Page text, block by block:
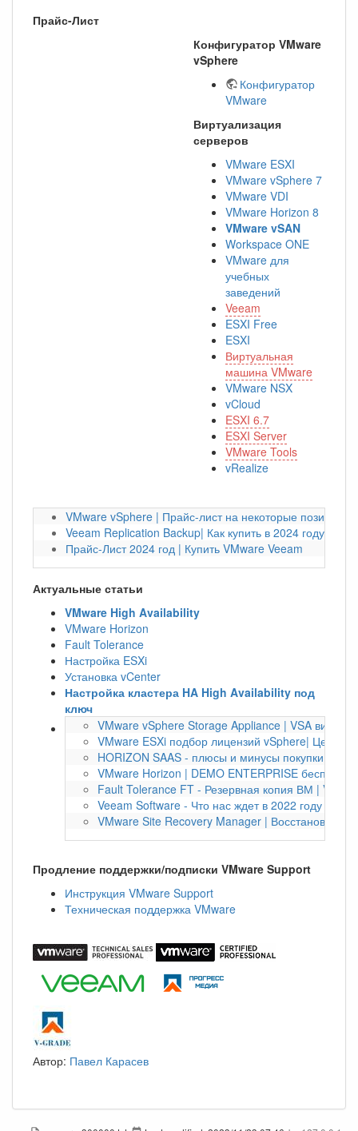
Конфигуратор VMware
vSphere
Конфигуратор
VMware
Виртуализация
серверов
VMware ESXI
VMware vSphere 7
VMware VDI
VMware Horizon 8
VMware vSAN
Workspace ONE
VMware для
учебных
заведений
Veeam
ESXI Free
ESXI
Виртуальная
машина VMware
VMware NSX
vCloud
ESXI 6.7
ESXI Server
VMware Tools
vRealize
Прайс-Лист
VMware vSphere | Прайс-лист на некоторые позиции
Veeam Replication Backup| Как купить в 2024 году?
Прайс-Лист 2024 год | Купить VMware Veeam
Актуальные статьи
VMware High Availability
VMware Horizon
Fault Tolerance
Настройка ESXi
Установка vCenter
Настройка кластера HA High Availability под
ключ
VMware vSphere Storage Appliance | VSA
VMware ESXi подбор лицензий vSphere| Цена
HORIZON SAAS - плюсы и минусы покупки по
VMware Horizon | DEMO ENTERPRISE
Fault Tolerance FT - Резервная копия ВМ |
Veeam Software - Что нас ждет в 2022 году |
VMware Site Recovery Manager | Восстановление
Продление поддержки/подписки VMware Support
Инструкция VMware Support
Техническая поддержка VMware
Автор: Павел Карасев